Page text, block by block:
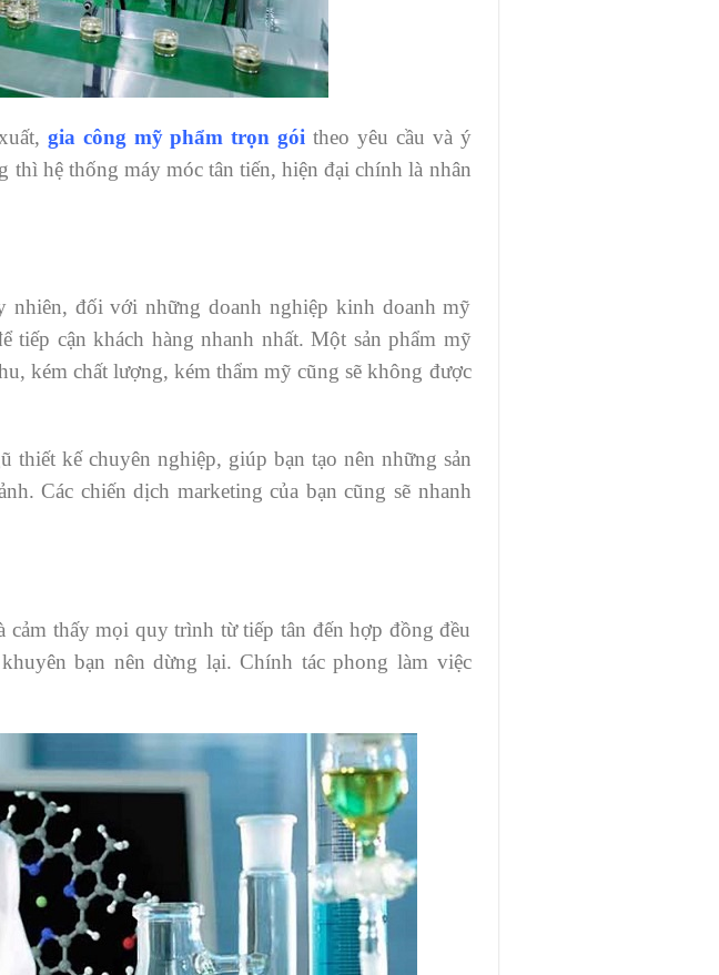
gia công mỹ phẩm trọn gói theo yêu cầu và ý
hệ thống máy móc tân tiến, hiện đại chính là nhân
đối với những doanh nghiệp kinh doanh mỹ
tiếp cận khách hàng nhanh nhất. Một sản phẩm mỹ
kém chất lượng, kém thẩm mỹ cũng sẽ không được
kế chuyên nghiệp, giúp bạn tạo nên những sản
Các chiến dịch marketing của bạn cũng sẽ nhanh
thấy mọi quy trình từ tiếp tân đến hợp đồng đều
khuyên bạn nên dừng lại. Chính tác phong làm việc